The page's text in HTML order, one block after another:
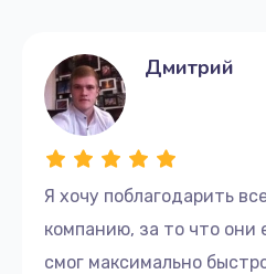
Замена
детали.
Гарантия на работы и
лет.
Бесплатный выезд
минут после
Скидка 20% на ремонт
Я хочу поблагодарить
компанию, за то что они
смог максимально
Дмитрий